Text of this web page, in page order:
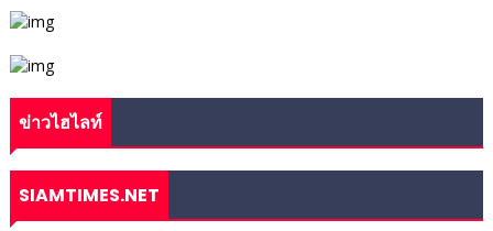
ข่าวไฮไลท์
SIAMTIMES.NET